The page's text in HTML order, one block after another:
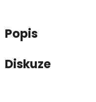
Popis
Diskuze